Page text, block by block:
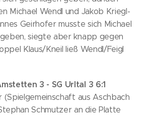
Michael Wendl und Jakob Kriegl-
Geirhofer musste sich Michael
siegte aber knapp gegen
Klaus/Kneil ließ Wendl/Feigl
3 - SG Urltal 3 6:1
aus Aschbach
Schmutzer an die Platte